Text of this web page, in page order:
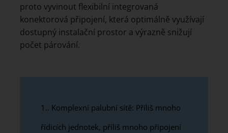
proto vyvinout flexibilní integrovaná
konektorová připojení, která optimálně využívají
dostupný instalační prostor a výrazně snižují
počet párování.
1. Komplexní palubní sítě: Příliš mnoho
řídicích jednotek, příliš mnoho připojení